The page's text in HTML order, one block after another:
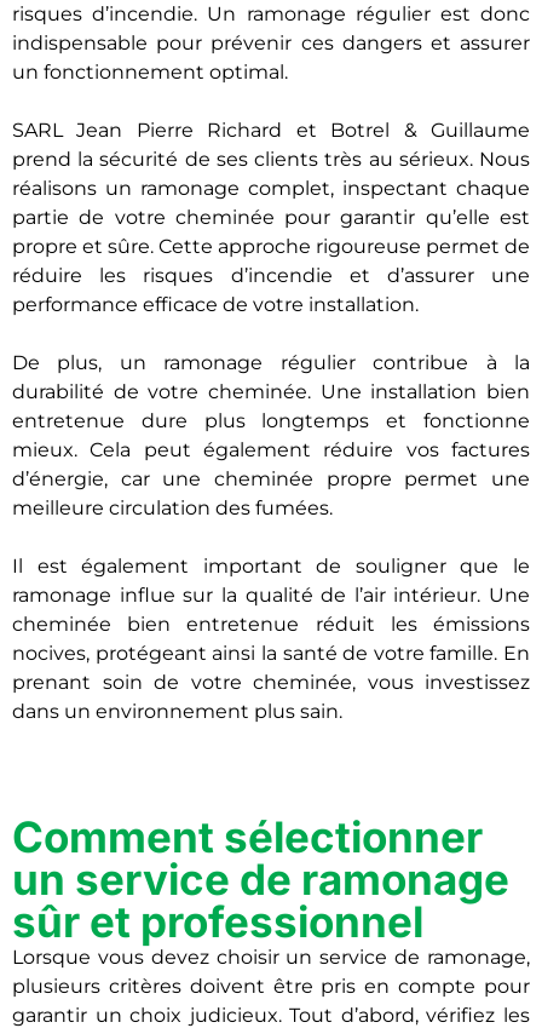
risques d’incendie. Un ramonage régulier est donc
indispensable pour prévenir ces dangers et assurer
un fonctionnement optimal.
SARL Jean Pierre Richard et Botrel & Guillaume
prend la sécurité de ses clients très au sérieux. Nous
réalisons un ramonage complet, inspectant chaque
partie de votre cheminée pour garantir qu’elle est
propre et sûre. Cette approche rigoureuse permet de
réduire les risques d’incendie et d’assurer une
performance efficace de votre installation.
De plus, un ramonage régulier contribue à la
durabilité de votre cheminée. Une installation bien
entretenue dure plus longtemps et fonctionne
mieux. Cela peut également réduire vos factures
d’énergie, car une cheminée propre permet une
meilleure circulation des fumées.
Il est également important de souligner que le
ramonage influe sur la qualité de l’air intérieur. Une
cheminée bien entretenue réduit les émissions
nocives, protégeant ainsi la santé de votre famille. En
prenant soin de votre cheminée, vous investissez
dans un environnement plus sain.
Comment sélectionner
un service de ramonage
sûr et professionnel
Lorsque vous devez choisir un service de ramonage,
plusieurs critères doivent être pris en compte pour
garantir un choix judicieux. Tout d’abord, vérifiez les